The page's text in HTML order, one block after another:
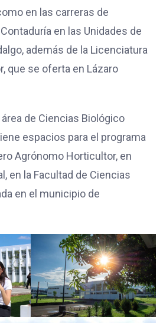
en las carreras de
en las Unidades de
además de la Licenciatura
que se oferta en Lázaro
de Ciencias Biológico
espacios para el programa
Agrónomo Horticultor, en
en la Facultad de Ciencias
en el municipio de